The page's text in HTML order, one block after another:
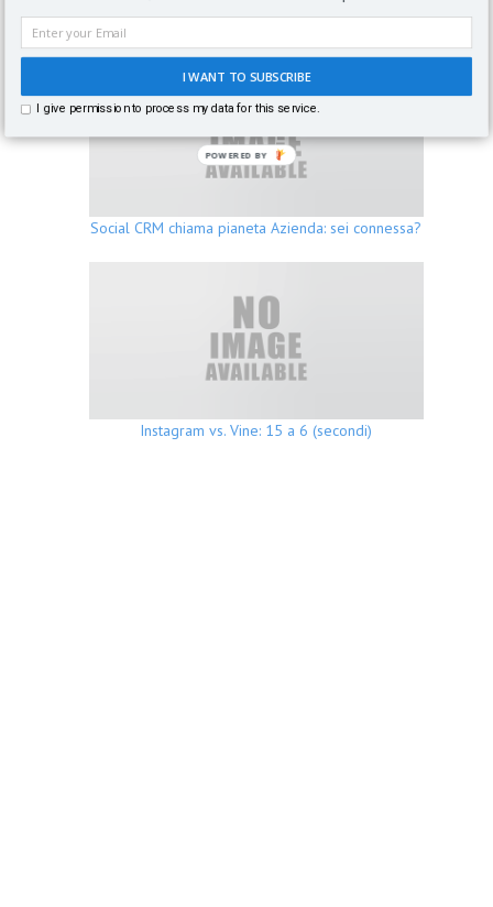
Social CRM chiama pianeta Azienda: sei connessa?
Instagram vs. Vine: 15 a 6 (secondi)
I WANT TO SUBSCRIBE
I give permission to process my data for this service.
POWERED BY